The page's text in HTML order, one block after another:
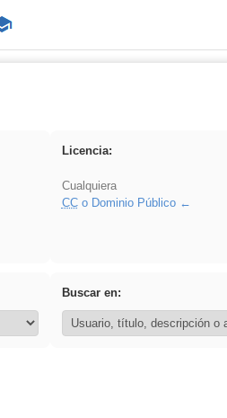
Licencia:
Cualquiera
CCo Dominio Público
Buscar en: